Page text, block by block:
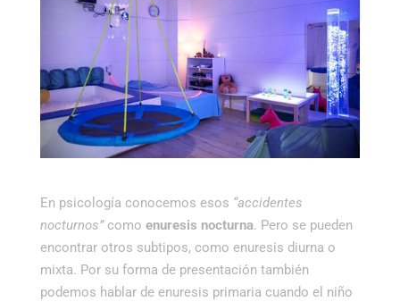
En psicología conocemos esos “accidentes
nocturnos”como enuresis nocturna. Pero se pueden
encontrar otros subtipos, como enuresis diurna o
mixta. Por su forma de presentación también
podemos hablar de enuresis primaria cuando el niño